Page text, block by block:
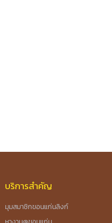
บริการสำคัญ
มุมสมาชิกขอนแก่นลิงก์